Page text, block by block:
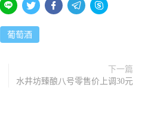
    
葡萄酒
下一篇
水井坊臻酿八号零售价上调30元